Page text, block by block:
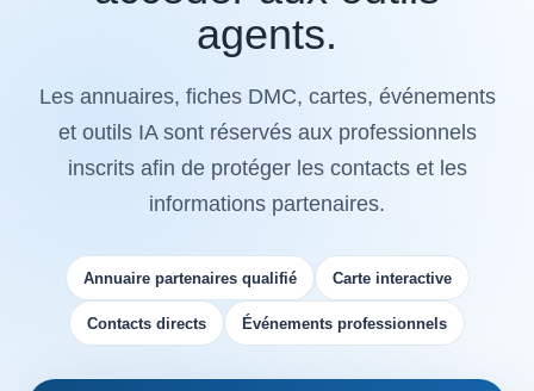
agents.
Les annuaires, fiches DMC, cartes, événements
et outils IA sont réservés aux professionnels
inscrits afin de protéger les contacts et les
informations partenaires.
Annuaire partenaires qualifié Carte interactive
Contacts directs Événements professionnels